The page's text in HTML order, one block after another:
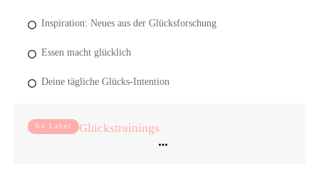
Inspiration: Neues aus der Glücksforschung
Essen macht glücklich
Deine tägliche Glücks-Intention
No Label Glückstrainings